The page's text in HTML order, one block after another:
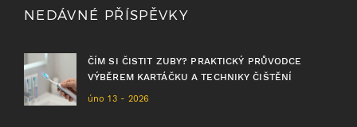
NEDÁVNÉ PŘÍSPĚVKY
ČÍM SI ČISTIT ZUBY? PRAKTICKÝ PRŮVODCE
VÝBĚREM KARTÁČKU A TECHNIKY ČIŠTĚNÍ
úno 13 - 2026